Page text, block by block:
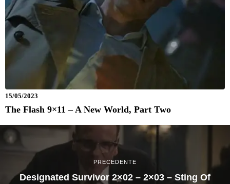
15/05/2023
The Flash 9×11 – A New World, Part Two
PRECEDENTE
Designated Survivor 2×02 – 2×03 – Sting Of